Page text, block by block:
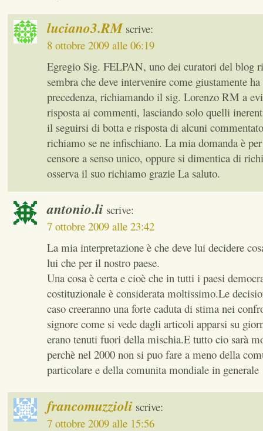
luciano3.RM scrive:
8 ottobre 2009 alle 06:19
Egregio Sig. FELPAN, uno dei curatori del blog
sembra che deve intervenire come giustamente
precedenza, richiamando il sig. Lorenzo RM a
risposta ai commenti, lasciando solo quelli
il seguirsi di botta e risposta di alcuni
richiamo se ne infischiano. La mia domanda è
censore a senso unico, oppure si dimentica di
osserva il suo richiamo grazie La saluto.
antonio.li scrive:
7 ottobre 2009 alle 23:42
La mia interpretazione è che deve lui decidere
lui che per il nostro paese.
Una cosa è certa e cioè che in tutti i paesi
costituzionale è considerata moltissimo.Le
caso creeranno una forte caduta di stima nei
signore come si vede dagli articoli apparsi su
erano tenuti fuori della mischia.E tutto cio sarà
perchè nel 2000 non si puo fare a meno della
particolare e della comunita mondiale in generale
francomuzzioli scrive:
7 ottobre 2009 alle 15:56